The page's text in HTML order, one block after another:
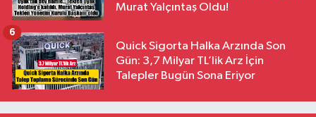
Murat Yalçıntaş Oldu!
Quick Sigorta Halka Arzında Son
Gün: 3,7 Milyar TL’lik Arz İçin
Talepler Bugün Sona Eriyor
6